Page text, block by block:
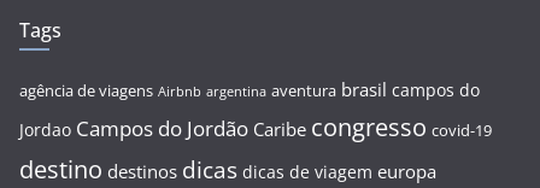
Tags
agência de viagens Airbnb argentina aventura brasil campos do
Jordao Campos do Jordão Caribe congresso covid-19
destino destinos dicas dicas de viagem europa